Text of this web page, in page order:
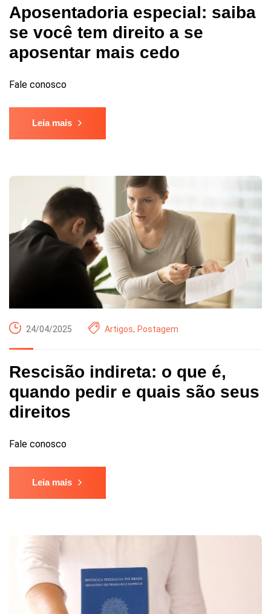
Aposentadoria especial: saiba
se você tem direito a se
aposentar mais cedo
Fale conosco
Leia mais
24/04/2025 Artigos, Postagem
Rescisão indireta: o que é,
quando pedir e quais são seus
direitos
Fale conosco
Leia mais